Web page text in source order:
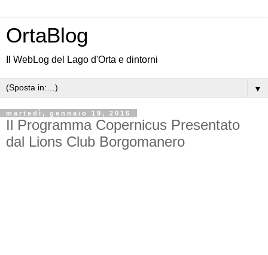
OrtaBlog
Il WebLog del Lago d'Orta e dintorni
▼
martedì, gennaio 19, 2016
Il Programma Copernicus Presentato
dal Lions Club Borgomanero